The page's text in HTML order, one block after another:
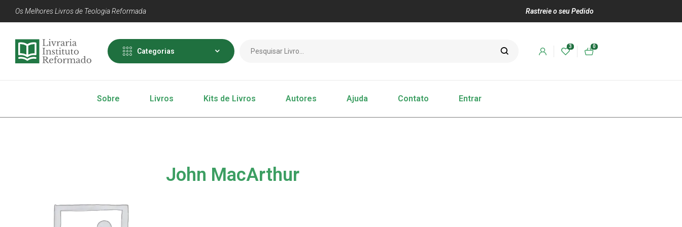
Os Melhores Livros de Teologia Reformada Rastreie o seu Pedido
Categorias
3 0
Sobre Livros Kits de Livros Autores Ajuda Contato Entrar
John MacArthur